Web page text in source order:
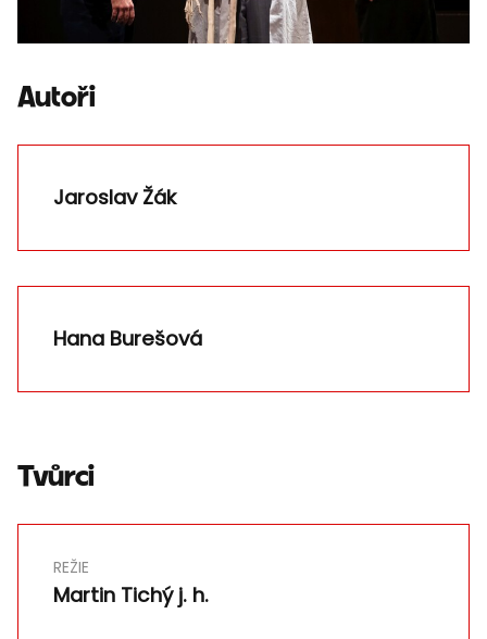
Autoři
Jaroslav Žák
Hana Burešová
Tvůrci
REŽIE
Martin Tichý j. h.